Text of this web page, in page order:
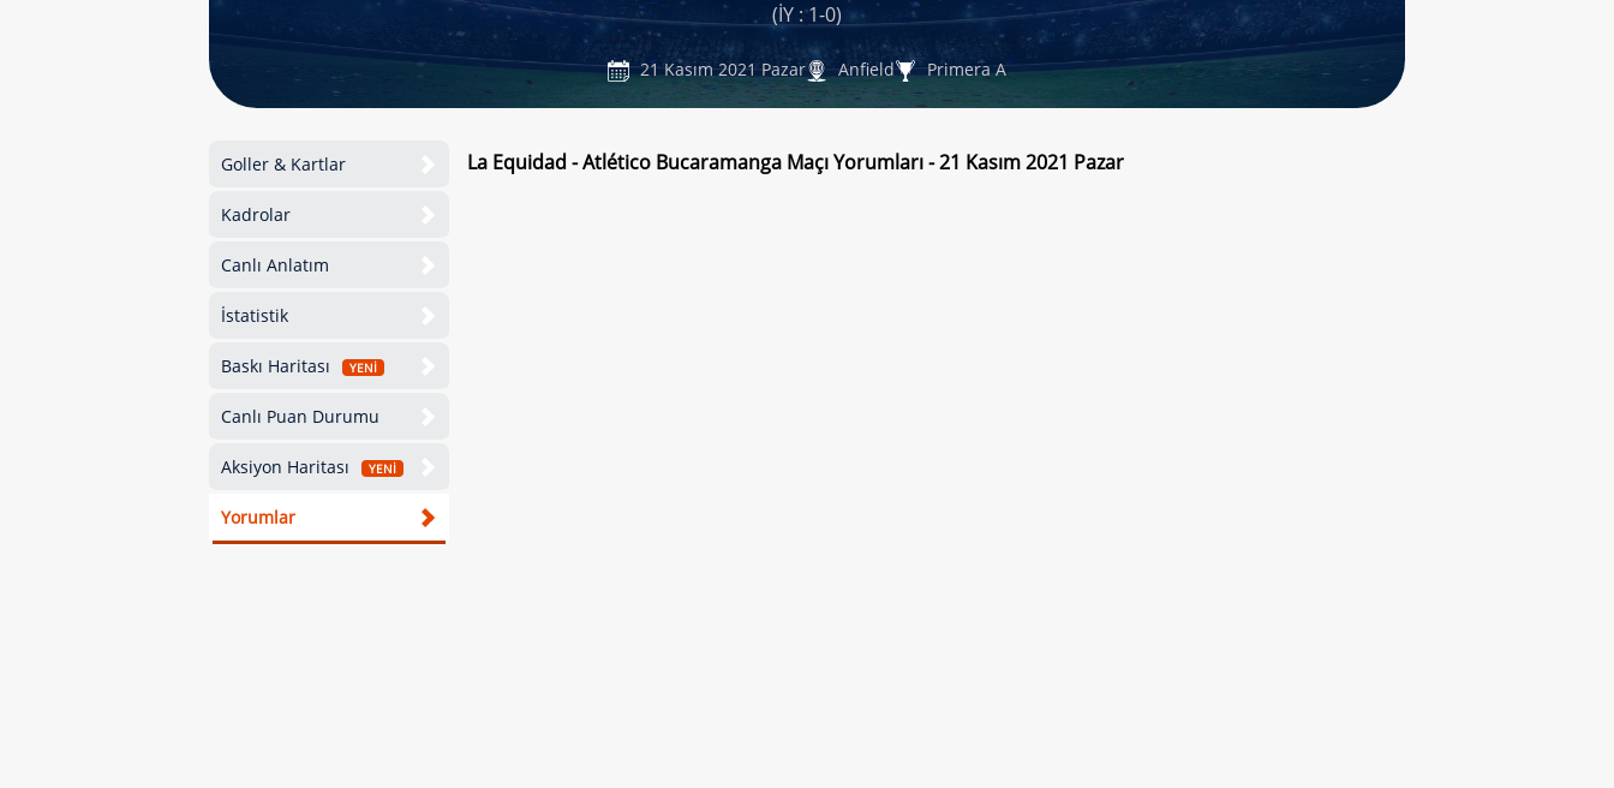
(İY : 1-0)
21 Kasım 2021 Pazar Anfield Primera A
Goller & Kartlar
Kadrolar
Canlı Anlatım
İstatistik
Baskı Haritası YENİ
Canlı Puan Durumu
Aksiyon Haritası YENİ
Yorumlar
La Equidad - Atlético Bucaramanga Maçı Yorumları - 21 Kasım 2021 Pazar